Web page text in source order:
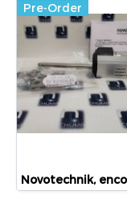
Pre-Order